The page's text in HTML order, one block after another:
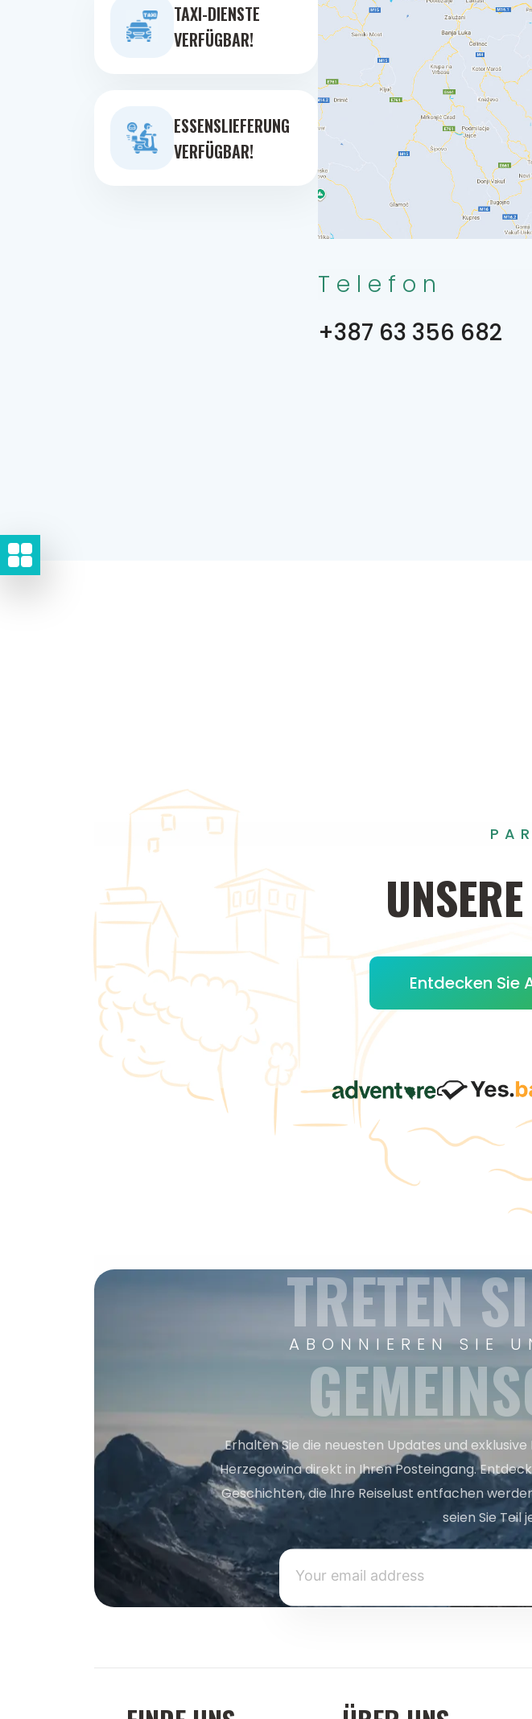
TAXI-DIENSTE
VERFÜGBAR!
ESSENSLIEFERUNG
VERFÜGBAR!
Telefon
+387 63 356 682
UNSERE
Entdecken Sie
ABONNIEREN SIE
TRETEN
Erhalten Sie die neuesten Updates und
Herzegowina direkt in Ihren Posteingang.
Geschichten, die Ihre Reiselust entfachen
seien Sie Teil